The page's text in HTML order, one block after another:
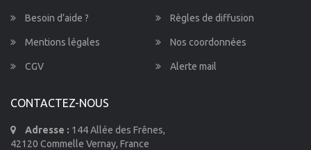
Besoin d’aide ? Règles de diffusion
Mentions légales Nos coordonnées
CGV Alerte mail
CONTACTEZ-NOUS
Adresse : 144 Allée des Frênes,
42120 Commelle Vernay, France